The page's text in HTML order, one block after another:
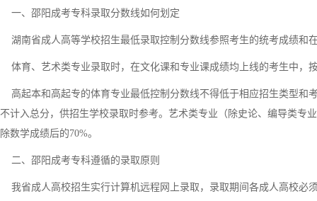
一、邵阳成考专科录取分数线如何划定
湖南省成人高等学校招生最低录取控制分数线参照考生的统考成绩和
体育、艺术类专业录取时，在文化课和专业课成绩均上线的考生中，
高起本和高起专的体育专业最低控制分数线不得低于相应招生类型和
不计入总分，供招生学校录取时参考。艺术类专业（除史论、编导类专
除数学成绩后的70%。
二、邵阳成考专科遵循的录取原则
我省成人高校招生实行计算机远程网上录取，录取期间各成人高校必